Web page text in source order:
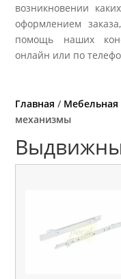
возникновении
оформлением
помощь наших
онлайн или по
Главная /
механизмы